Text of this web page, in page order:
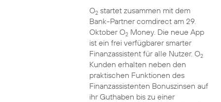
O2startet zusammen mit dem
Bank-Partner comdirect am 29.
Oktober O2Money. Die neue App
ist ein frei verfügbarer smarter
Finanzassistent für alle Nutzer. O2
Kunden erhalten neben den
praktischen Funktionen des
Finanzassistenten Bonuszinsen auf
ihr Guthaben bis zu einer